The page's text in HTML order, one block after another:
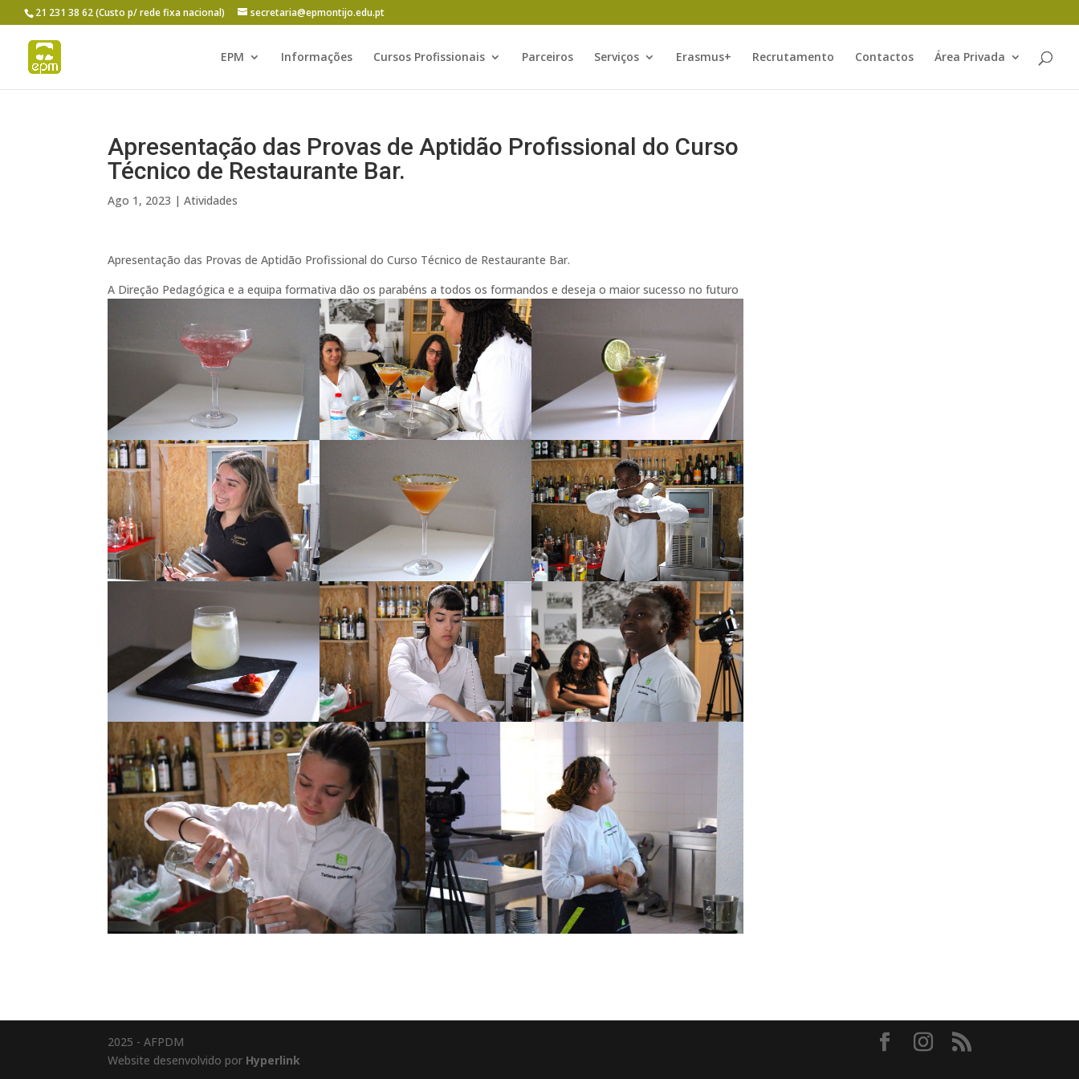
21 231 38 62 (Custo p/ rede fixa nacional) secretaria@epmontijo.edu.pt
EPM Informações Cursos Profissionais Parceiros Serviços Erasmus+ Recrutamento Contactos Área Privada
Apresentação das Provas de Aptidão Profissional do Curso
Técnico de Restaurante Bar.
Ago 1, 2023 |Atividades
Apresentação das Provas de Aptidão Profissional do Curso Técnico de Restaurante Bar.
A Direção Pedagógica e a equipa formativa dão os parabéns a todos os formandos e deseja o maior sucesso no futuro
2025 - AFPDM
Website desenvolvido por Hyperlink